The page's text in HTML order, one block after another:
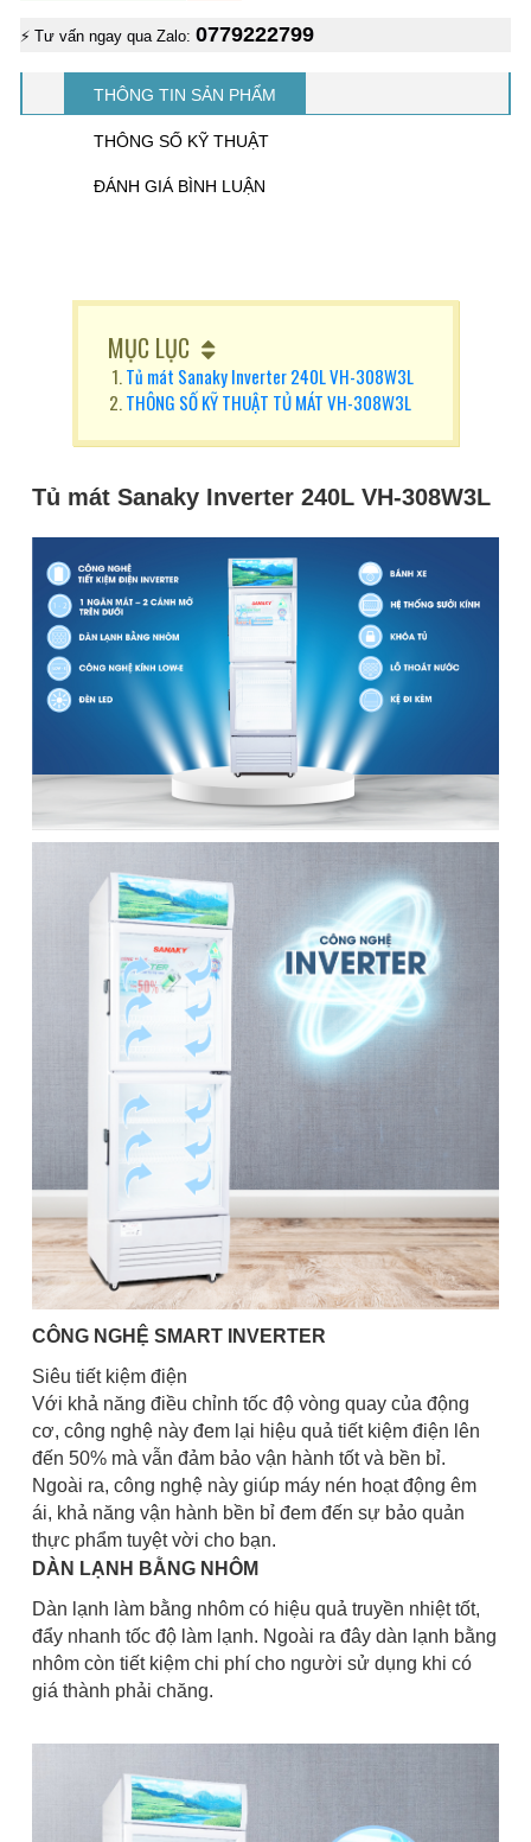
⚡ Tư vấn ngay qua Zalo: 0779222799
THÔNG TIN SẢN PHẨM
THÔNG SỐ KỸ THUẬT
ĐÁNH GIÁ BÌNH LUẬN
MỤC LỤC
Tủ mát Sanaky Inverter 240L VH-308W3L
THÔNG SỐ KỸ THUẬT TỦ MÁT VH-308W3L
Tủ mát Sanaky Inverter 240L VH-308W3L
CÔNG NGHỆ SMART INVERTER
Siêu tiết kiệm điện
Với khả năng điều chỉnh tốc độ vòng quay của động
cơ, công nghệ này đem lại hiệu quả tiết kiệm điện lên
đến 50% mà vẫn đảm bảo vận hành tốt và bền bỉ.
Ngoài ra, công nghệ này giúp máy nén hoạt động êm
ái, khả năng vận hành bền bỉ đem đến sự bảo quản
thực phẩm tuyệt vời cho bạn.
DÀN LẠNH BẰNG NHÔM
Dàn lạnh làm bằng nhôm có hiệu quả truyền nhiệt tốt,
đẩy nhanh tốc độ làm lạnh. Ngoài ra đây dàn lạnh bằng
nhôm còn tiết kiệm chi phí cho người sử dụng khi có
giá thành phải chăng.